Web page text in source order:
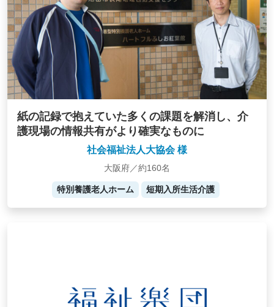
紙の記録で抱えていた多くの課題を解消し、介
護現場の情報共有がより確実なものに
社会福祉法人大協会 様
大阪府／約160名
特別養護老人ホーム 短期入所生活介護